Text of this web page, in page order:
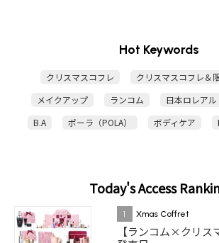
Hot Keywords
クリスマスコフレ
クリスマスコフレ＆
メイクアップ
ランコム 日本ロレアル
B.A
ポーラ（POLA） ボディケア
Today's Access
1 Xmas Coffret
【ランコム×クリス